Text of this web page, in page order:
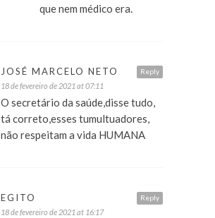
que nem médico era.
Reply
JOSÉ MARCELO NETO
18 de fevereiro de 2021 at 07:11
O secretário da saúde,disse tudo,
tá correto,esses tumultuadores,
não respeitam a vida HUMANA
Reply
EGITO
18 de fevereiro de 2021 at 16:17